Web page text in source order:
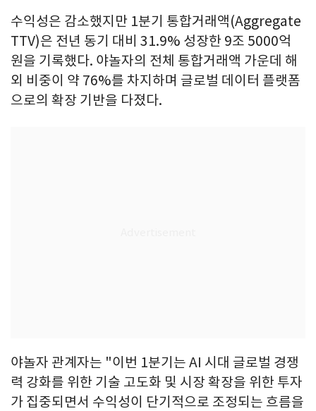
수익성은 감소했지만 1분기 통합거래액(Aggregate
TTV)은 전년 동기 대비 31.9% 성장한 9조 5000억
원을 기록했다. 야놀자의 전체 통합거래액 가운데 해
외 비중이 약 76%를 차지하며 글로벌 데이터 플랫폼
으로의 확장 기반을 다졌다.
야놀자 관계자는 "이번 1분기는 AI 시대 글로벌 경쟁
력 강화를 위한 기술 고도화 및 시장 확장을 위한 투자
가 집중되면서 수익성이 단기적으로 조정되는 흐름을